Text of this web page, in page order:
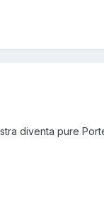
diventa pure